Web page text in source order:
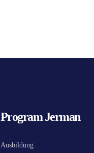
Program Jerman
Ausbildung